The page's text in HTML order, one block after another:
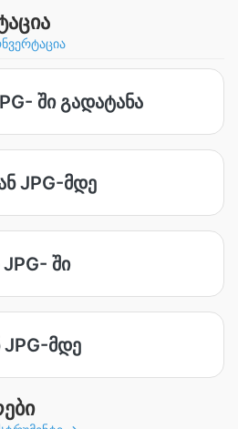
ში გადატანა
JPG-მდე
ში
JPG-მდე